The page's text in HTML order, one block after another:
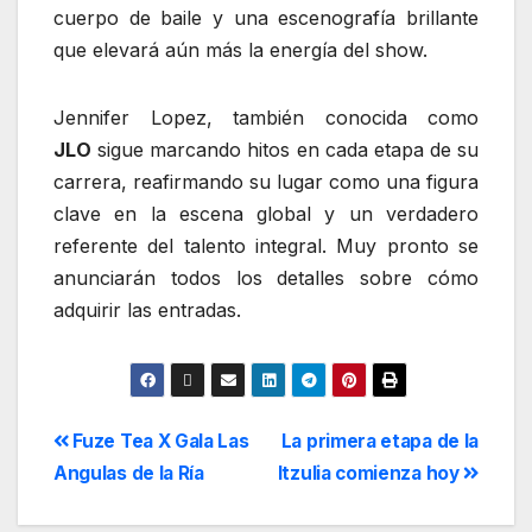
cuerpo de baile y una escenografía brillante
que elevará aún más la energía del show.
Jennifer Lopez, también conocida como
JLO sigue marcando hitos en cada etapa de su
carrera, reafirmando su lugar como una figura
clave en la escena global y un verdadero
referente del talento integral. Muy pronto se
anunciarán todos los detalles sobre cómo
adquirir las entradas.
La primera etapa de la
Itzulia comienza hoy
Fuze Tea X Gala Las
Angulas de la Ría